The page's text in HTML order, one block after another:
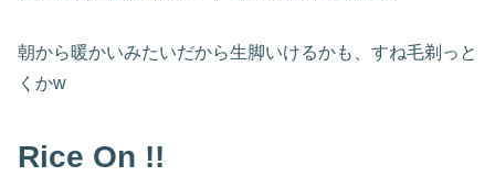
朝から暖かいみたいだから生脚いけるかも、すね毛剃っと
くかw
Rice On !!